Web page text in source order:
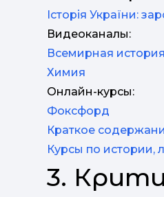
Історія України:
Видеоканалы:
Всемирная история
Химия
Онлайн-курсы:
Фоксфорд
Краткое
Курсы по истории,
3.